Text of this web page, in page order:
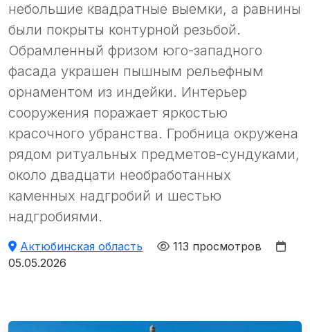
небольшие квадратные выемки, а равнины
были покрыты контурной резьбой.
Обрамленный фризом юго-западного
фасада украшен пышным рельефным
орнаментом из индейки. Интерьер
сооружения поражает яркостью
красочного убранства. Гробница окружена
рядом ритуальных предметов-сундуками,
около двадцати необработанных
каменных надгробий и шестью
надгробиями.
Актюбинская область
113 просмотров
05.05.2026